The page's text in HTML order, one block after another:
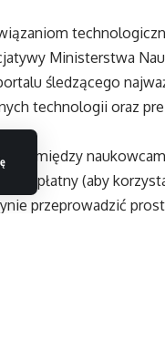
Ministerstwa
śledzącego
technologii oraz
pomiędzy
(aby
przeprowadzić